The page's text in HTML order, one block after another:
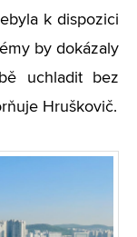
k dispozici
by dokázaly
uchladit bez
Hruškovič.